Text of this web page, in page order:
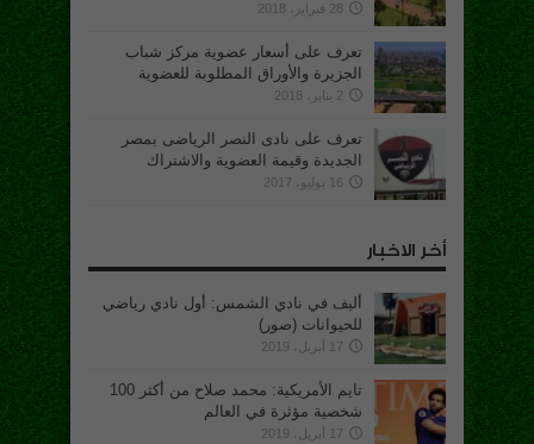
28 فبراير، 2018
تعرف على أسعار عضوية مركز شباب
الجزيرة والأوراق المطلوبة للعضوية
2 يناير، 2018
تعرف على نادى النصر الرياضى بمصر
الجديدة وقيمة العضوية والاشتراك
16 يوليو، 2017
أخر الاخبار
أليف في نادي الشمس: أول نادي رياضي
للحيوانات (صور)
17 أبريل، 2019
تايم الأمريكية: محمد صلاح من أكثر 100
شخصية مؤثرة في العالم
17 أبريل، 2019